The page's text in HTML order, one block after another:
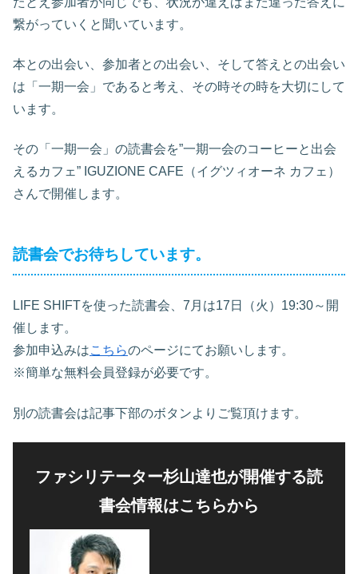
繋がっていくと聞いています。
本との出会い、参加者との出会い、そして答えとの出会い
は「一期一会」であると考え、その時その時を大切にして
います。
その「一期一会」の読書会を”一期一会のコーヒーと出会
えるカフェ” IGUZIONE CAFE（イグツィオーネ カフェ）
さんで開催します。
読書会でお待ちしています。
LIFE SHIFTを使った読書会、7月は17日（火）19:30～開
催します。
参加申込みはこちらのページにてお願いします。
※簡単な無料会員登録が必要です。
別の読書会は記事下部のボタンよりご覧頂けます。
ファシリテーター杉山達也が開催する読
書会情報はこちらから